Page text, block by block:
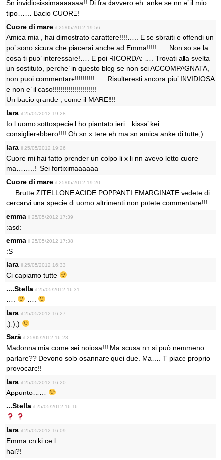
Sn invidiosissimaaaaaaa!! Di fra davvero eh..anke se nn e’ il mio
tipo…… Bacio CUORE!
Cuore di mare il 25/05/2012 19:56
Amica mia , hai dimostrato carattere!!!!….. E se sbraiti e offendi un
po’ sono sicura che piacerai anche ad Emma!!!!!….. Non so se la
cosa ti puo’ interessare!…. E poi RICORDA: …. Trovati alla svelta
un sostituto, perche’ in questo blog se non sei ACCOMPAGNATA,
non puoi commentare!!!!!!!!!!….. Risulteresti ancora piu’ INVIDIOSA
e non e’ il caso!!!!!!!!!!!!!!!!!!!!!!
Un bacio grande , come il MARE!!!!
lara il 25/05/2012 19:28
Io l uomo sottospecie l ho piantato ieri…kissa’ kei
consiglierebbero!!!! Oh sn x tere eh ma sn amica anke di tutte;)
lara il 25/05/2012 19:26
Cuore mi hai fatto prender un colpo li x li nn avevo letto cuore
ma……..!! Sei fortiximaaaaaa
Cuore di mare il 25/05/2012 19:20
… Brutte ZITELLONE ACIDE POPPANTI EMARGINATE vedete di
cercarvi una specie di uomo altrimenti non potete commentare!!!..
emma il 25/05/2012 17:39
:asd:
emma il 25/05/2012 17:38
:S
lara il 25/05/2012 16:33
Ci capiamo tutte
....Stella il 25/05/2012 16:31
lara il 25/05/2012 16:27
;););)
Sarà il 25/05/2012 16:23
Madonna mia come sei noiosa!!! Ma scusa nn si può nemmeno
parlare?? Devono solo osannare quei due. Ma…. T piace proprio
provocare!!
lara il 25/05/2012 16:20
Appunto……
...Stella il 25/05/2012 16:16
lara il 25/05/2012 16:09
Emma cn ki ce l
hai?!